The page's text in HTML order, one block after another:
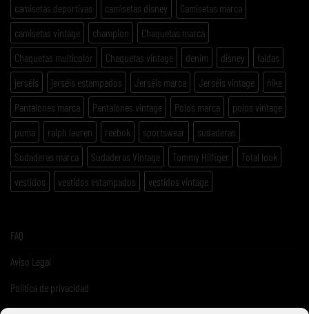
camisetas deportivas
camisetas disney
Camisetas marca
camisetas vintage
champion
Chaquetas marca
Chaquetas multicolor
Chaquetas vintage denim disney
faldas
jerséis
jerséis estampados Jerséis marca Jerséis vintage
nike
Pantalones marca
Pantalones vintage Polos marca
polos vintage
puma
ralph lauren reebok sportswear
sudaderas
Sudaderas marca
Sudaderas Vintage Tommy Hilfiger
Total look
vestidos
vestidos estampados vestidos vintage
FAQ
Aviso Legal
Politica de privacidad